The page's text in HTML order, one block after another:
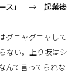
」
→ 起業後
グニャグニャして
ない。上り坂はシ
んて言ってられな